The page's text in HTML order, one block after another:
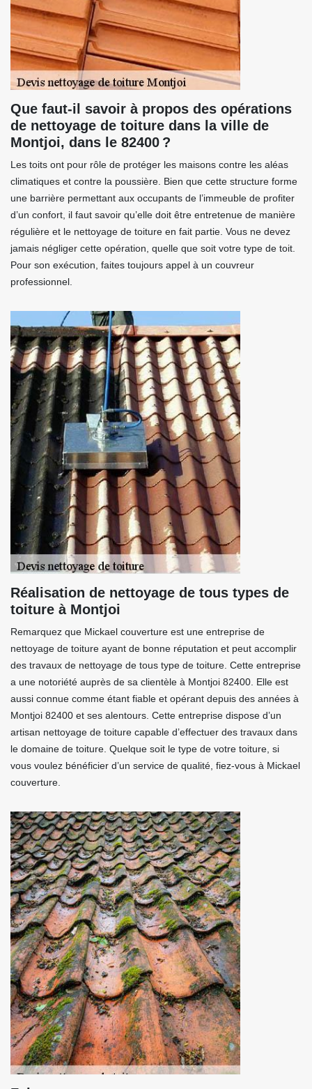
Que faut-il savoir à propos des opérations
de nettoyage de toiture dans la ville de
Montjoi, dans le 82400 ?
Les toits ont pour rôle de protéger les maisons contre les aléas
climatiques et contre la poussière. Bien que cette structure forme
une barrière permettant aux occupants de l’immeuble de profiter
d’un confort, il faut savoir qu’elle doit être entretenue de manière
régulière et le nettoyage de toiture en fait partie. Vous ne devez
jamais négliger cette opération, quelle que soit votre type de toit.
Pour son exécution, faites toujours appel à un couvreur
professionnel.
Réalisation de nettoyage de tous types de
toiture à Montjoi
Remarquez que Mickael couverture est une entreprise de
nettoyage de toiture ayant de bonne réputation et peut accomplir
des travaux de nettoyage de tous type de toiture. Cette entreprise
a une notoriété auprès de sa clientèle à Montjoi 82400. Elle est
aussi connue comme étant fiable et opérant depuis des années à
Montjoi 82400 et ses alentours. Cette entreprise dispose d’un
artisan nettoyage de toiture capable d’effectuer des travaux dans
le domaine de toiture. Quelque soit le type de votre toiture, si
vous voulez bénéficier d’un service de qualité, fiez-vous à Mickael
couverture.